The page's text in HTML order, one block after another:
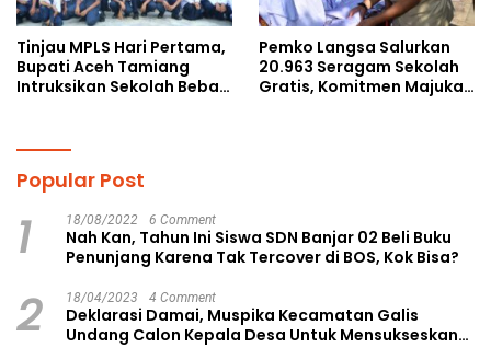
Tinjau MPLS Hari Pertama,
Bupati Aceh Tamiang
Intruksikan Sekolah Bebas
Pemko Langsa Salurkan
20.963 Seragam Sekolah
Gratis, Komitmen Majukan
Popular Post
1 18/08/2022 6 Comment
Nah Kan, Tahun Ini Siswa SDN Banjar 02 Beli Buku
Penunjang Karena Tak Tercover di BOS, Kok Bisa?
2 18/04/2023 4 Comment
Deklarasi Damai, Muspika Kecamatan Galis
Undang Calon Kepala Desa Untuk Mensukseskan